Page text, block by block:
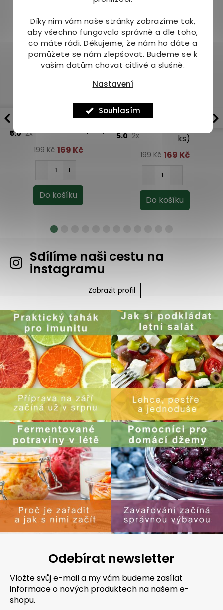
Díky nim vám naše stránky zobrazíme tak,
aby všechno fungovalo správně a dle toho,
co máte rádi. Děkujeme, že nám ho dáte a
pomůžete se nám zlepšovat. Budeme se k
vašim datům chovat citlivě a slušně.
Nastavení
Souhlasím
pro suchou pokožku
5.0 2x
199 Kč 169 Kč
pro normální a suchou
ml
5.0 2x
ks)
199 Kč 169 Kč
Sdílíme naši cestu na
instagramu
Zobrazit profil
Odebírat newsletter
Vložte svůj e-mail a my vám budeme zasílat
informace o nových produktech na našem e-
shopu.